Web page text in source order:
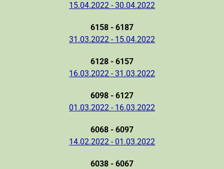
15.04.2022 - 30.04.2022
6158 - 6187
31.03.2022 - 15.04.2022
6128 - 6157
16.03.2022 - 31.03.2022
6098 - 6127
01.03.2022 - 16.03.2022
6068 - 6097
14.02.2022 - 01.03.2022
6038 - 6067